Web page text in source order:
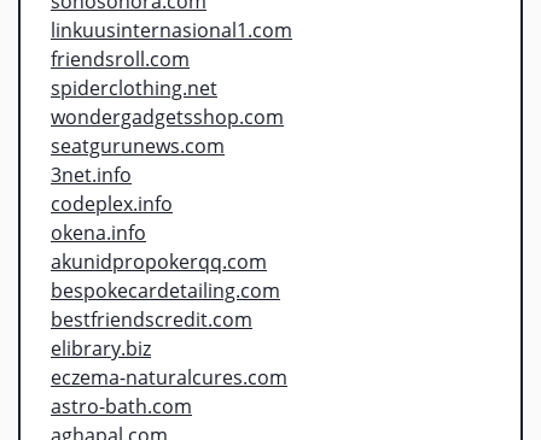
linkuusinternasional1.com
friendsroll.com
spiderclothing.net
wondergadgetsshop.com
seatgurunews.com
3net.info
codeplex.info
okena.info
akunidpropokerqq.com
bespokecardetailing.com
bestfriendscredit.com
elibrary.biz
eczema-naturalcures.com
astro-bath.com